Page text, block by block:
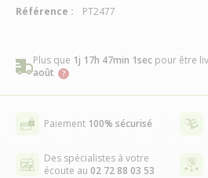
Plus que 1j 17h 47min 0sec pour être
août
Paiement 100% sécurisé
Des spécialistes à votre
écoute au 02 72 88 03 53
Référence :
PT2477